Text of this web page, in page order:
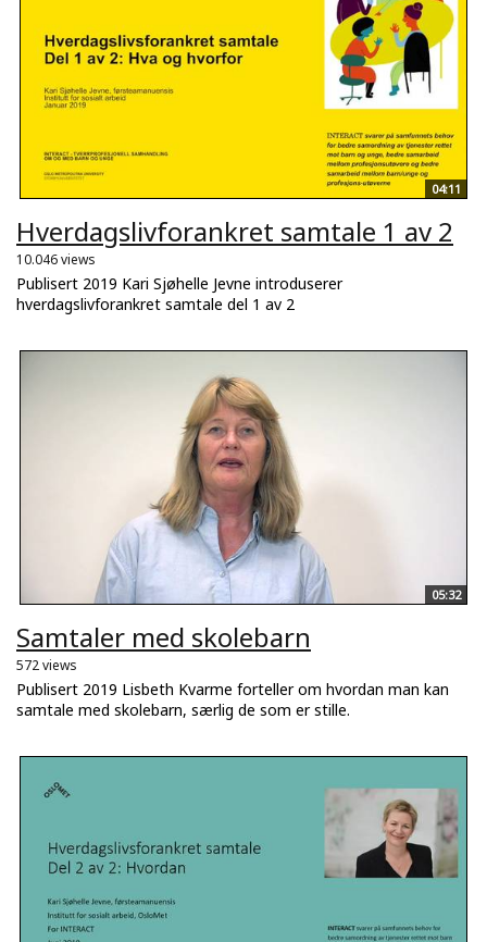
04:11
Hverdagslivforankret samtale 1 av 2
10.046 views
Publisert 2019 Kari Sjøhelle Jevne introduserer
hverdagslivforankret samtale del 1 av 2
05:32
Samtaler med skolebarn
572 views
Publisert 2019 Lisbeth Kvarme forteller om hvordan man kan
samtale med skolebarn, særlig de som er stille.